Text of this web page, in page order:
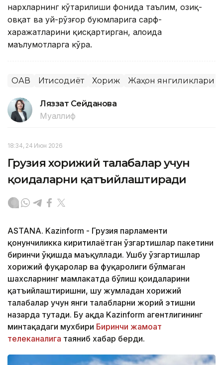
нархларнинг кўтарилиши фонида таълим, озиқ-
овқат ва уй-рўзғор буюмларига сарф-
харажатларини қисқартирган, алоҳида
маълумотларга кўра.
ОАВ Иқтисодиёт Хориж Жаҳон янгиликлари
Ляззат Сейданова
Муаллиф
18:34, 24 Июн 2026
Грузия хорижий талабалар учун
қоидаларни қатъийлаштиради
ASTANA. Kazinform - Грузия парламенти
қонунчиликка киритилаётган ўзгартишлар пакетини
биринчи ўқишда маъқуллади. Ушбу ўзгартишлар
хорижий фуқаролар ва фуқаролиги бўлмаган
шахсларнинг мамлакатда бўлиш қоидаларини
қатъийлаштиришни, шу жумладан хорижий
талабалар учун янги талабларни жорий этишни
назарда тутади. Бу ҳақда Kazinform агентлигининг
минтақадаги мухбири Биринчи жамоат
телеканалига таяниб хабар берди.